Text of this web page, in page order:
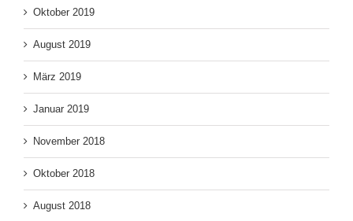
Oktober 2019
August 2019
März 2019
Januar 2019
November 2018
Oktober 2018
August 2018